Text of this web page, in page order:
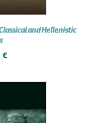
and Hellenistic
€